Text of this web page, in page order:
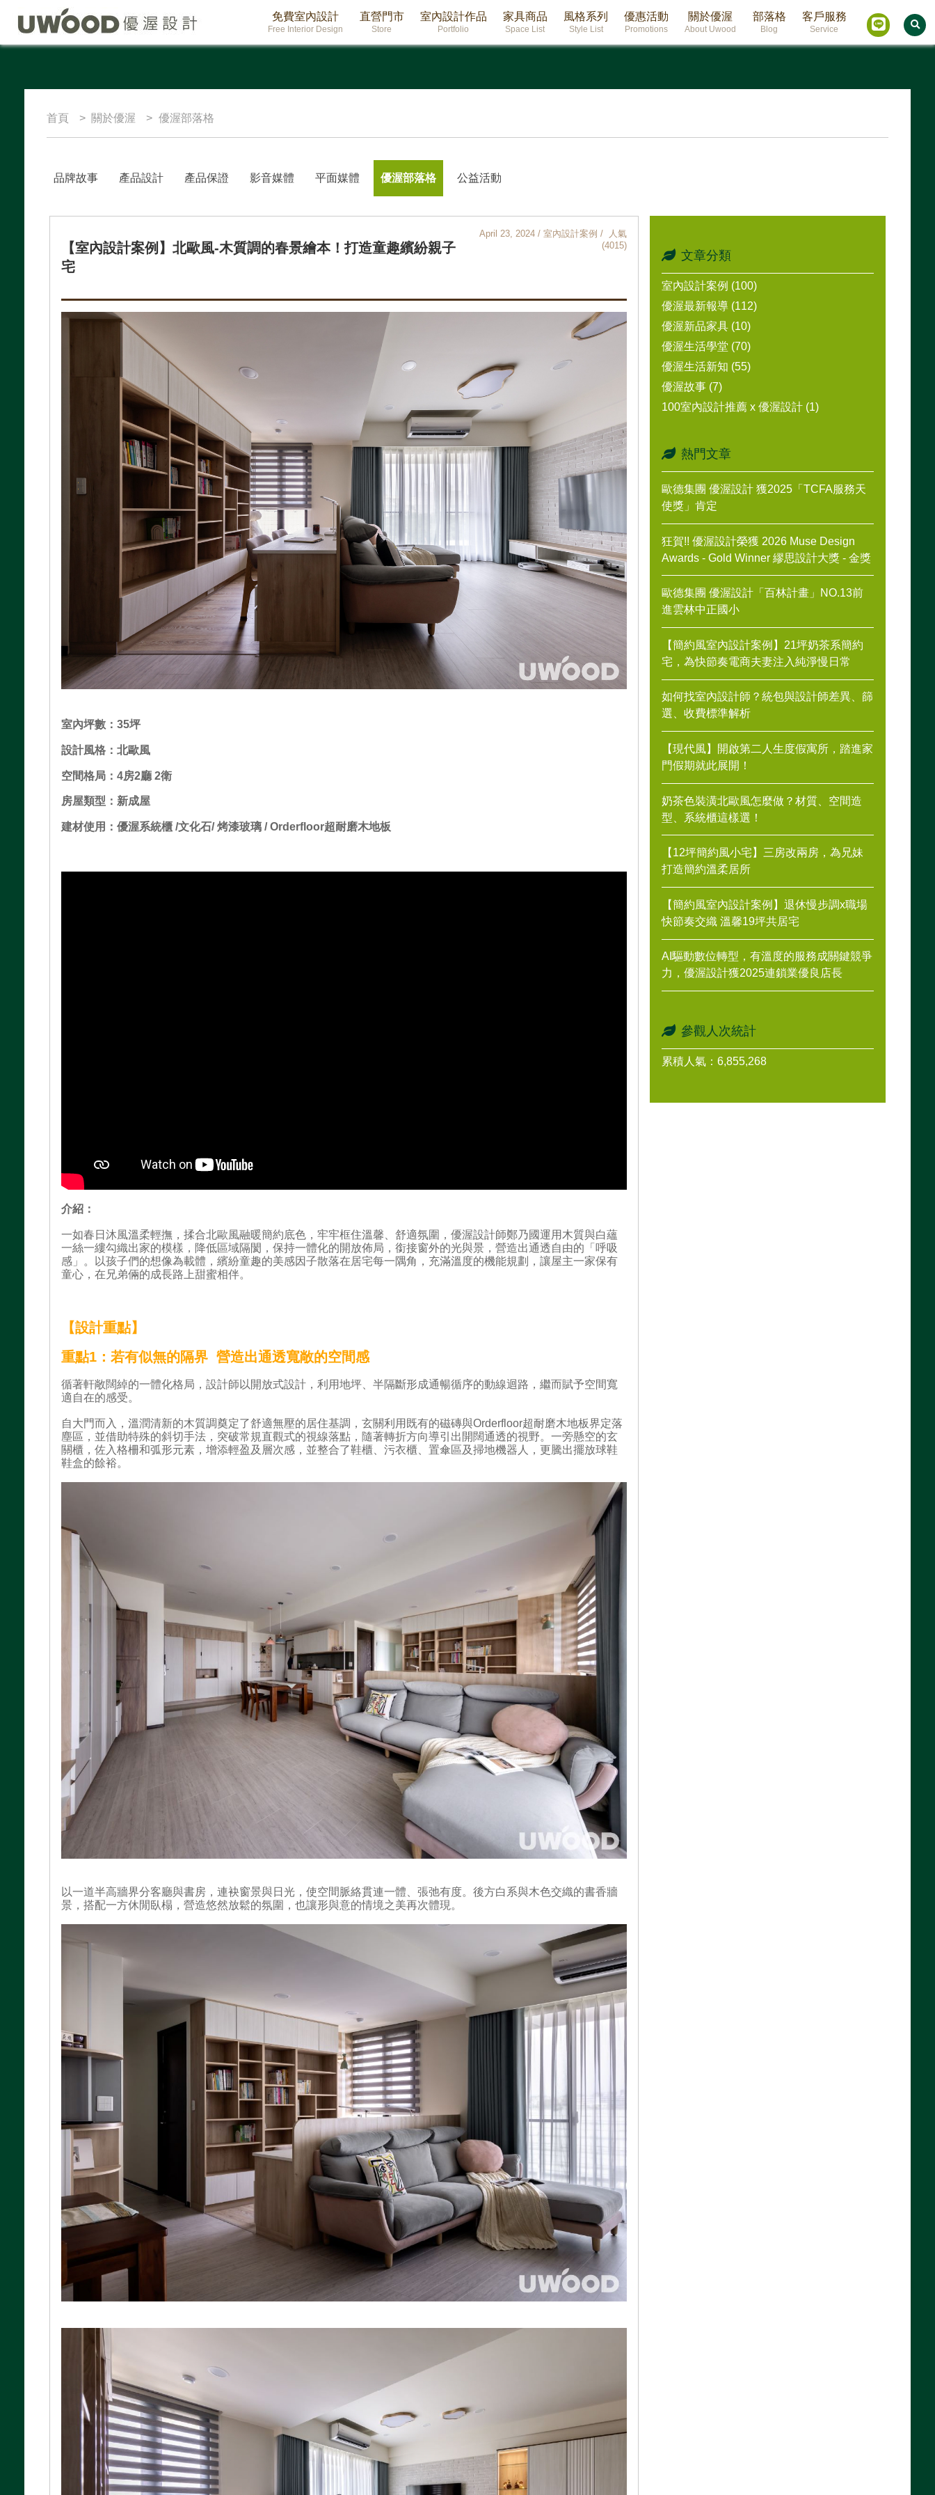
免費室內設計
Free Interior Design
直營門市
Store
室內設計作品
Portfolio
家具商品
Space List
風格系列
Style List
優惠活動
Promotions
關於優渥
About Uwood
部落格
Blog
客戶服務
Service
首頁 關於優渥 優渥部落格
品牌故事 產品設計 產品保證 影音媒體 平面媒體 優渥部落格 公益活動
【室內設計案例】北歐風-木質調的春景繪本！打造童趣繽紛親子
宅
April 23, 2024 / 室內設計案例 / 人氣
(4015)
室內坪數：35坪
設計風格：北歐風
空間格局：4房2廳 2衛
房屋類型：新成屋
建材使用：優渥系統櫃 /文化石/ 烤漆玻璃 / Orderfloor超耐磨木地板
介紹：
一如春日沐風溫柔輕撫，揉合北歐風融暖簡約底色，牢牢框住溫馨、舒適氛圍，優渥設計師鄭乃國運用木質與白蘊
一絲一縷勾織出家的模樣，降低區域隔閡，保持一體化的開放佈局，銜接窗外的光與景，營造出通透自由的「呼吸
感」。以孩子們的想像為載體，繽紛童趣的美感因子散落在居宅每一隅角，充滿溫度的機能規劃，讓屋主一家保有
童心，在兄弟倆的成長路上甜蜜相伴。
【設計重點】
重點1：若有似無的隔界 營造出通透寬敞的空間感
循著軒敞闊綽的一體化格局，設計師以開放式設計，利用地坪、半隔斷形成通暢循序的動線迴路，繼而賦予空間寬
適自在的感受。
自大門而入，溫潤清新的木質調奠定了舒適無壓的居住基調，玄關利用既有的磁磚與Orderfloor超耐磨木地板界定落
塵區，並借助特殊的斜切手法，突破常規直觀式的視線落點，隨著轉折方向導引出開闊通透的視野。一旁懸空的玄
關櫃，佐入格柵和弧形元素，增添輕盈及層次感，並整合了鞋櫃、污衣櫃、置傘區及掃地機器人，更騰出擺放球鞋
鞋盒的餘裕。
以一道半高牆界分客廳與書房，連袂窗景與日光，使空間脈絡貫連一體、張弛有度。後方白系與木色交織的書香牆
景，搭配一方休閒臥榻，營造悠然放鬆的氛圍，也讓形與意的情境之美再次體現。
文章分類
室內設計案例 (100)
優渥最新報導 (112)
優渥新品家具 (10)
優渥生活學堂 (70)
優渥生活新知 (55)
優渥故事 (7)
100室內設計推薦 x 優渥設計 (1)
熱門文章
歐德集團 優渥設計 獲2025「TCFA服務天
使獎」肯定
狂賀!! 優渥設計榮獲 2026 Muse Design
Awards - Gold Winner 繆思設計大獎 - 金獎
歐德集團 優渥設計「百林計畫」NO.13前
進雲林中正國小
【簡約風室內設計案例】21坪奶茶系簡約
宅，為快節奏電商夫妻注入純淨慢日常
如何找室內設計師？統包與設計師差異、篩
選、收費標準解析
【現代風】開啟第二人生度假寓所，踏進家
門假期就此展開！
奶茶色裝潢北歐風怎麼做？材質、空間造
型、系統櫃這樣選！
【12坪簡約風小宅】三房改兩房，為兄妹
打造簡約溫柔居所
【簡約風室內設計案例】退休慢步調x職場
快節奏交織 溫馨19坪共居宅
AI驅動數位轉型，有溫度的服務成關鍵競爭
力，優渥設計獲2025連鎖業優良店長
參觀人次統計
累積人氣：6,855,268